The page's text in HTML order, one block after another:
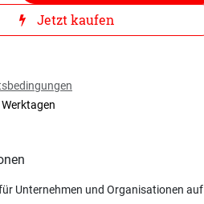
Jetzt kaufen
Unternehmen und Organisationen auf